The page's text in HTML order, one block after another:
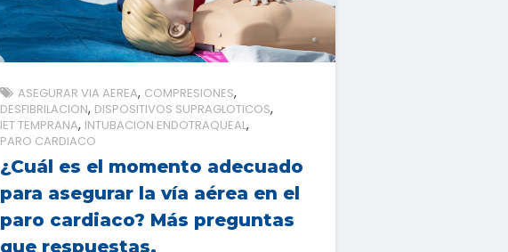
ASEGURAR VIA AEREA COMPRESIONES
DESFIBRILACION DISPOSITIVOS SUPRAGLOTICOS
IET TEMPRANA INTUBACION ENDOTRAQUEAL
PARO CARDIACO
¿Cuál es el momento adecuado
para asegurar la vía aérea en el
paro cardiaco? Más preguntas
que respuestas.